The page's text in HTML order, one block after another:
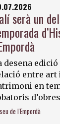
serà un
desena
entre art
en
de l'Empordà